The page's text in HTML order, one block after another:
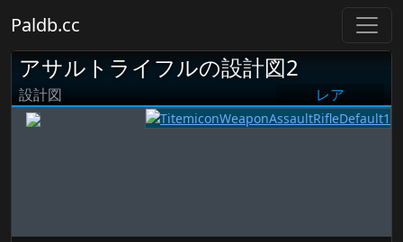
Paldb.cc
アサルトライフルの設計図2
設計図 レア